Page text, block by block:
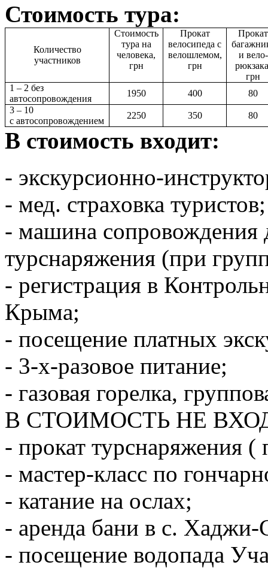
Стоимость тура:
Количество
участников
Стоимость
тура на
человека,
грн
Прокат
велосипеда с
велошлемом,
грн
Прокат
и вело-
грн
1 – 2 без
автосопровождения
1950 400
80
3 – 10
с автосопровождением
2250 350 80
В стоимость входит:
- экскурсионно-
- мед. страховка туристов;
- машина сопровождения
турснаряжения (при
- регистрация в
Крыма;
- посещение платных
- 3-х-разовое питание;
- газовая горелка,
В СТОИМОСТЬ НЕ
- прокат турснаряжения (
- мастер-класс по
- катание на ослах;
- аренда бани в с. Хаджи-
- посещение водопада